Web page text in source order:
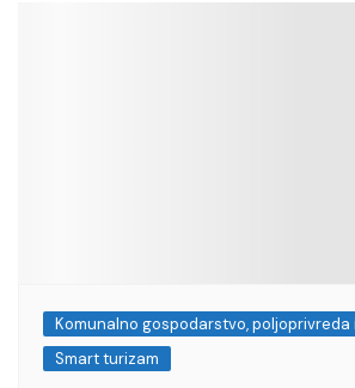
Komunalno gospodarstvo,
Smart turizam